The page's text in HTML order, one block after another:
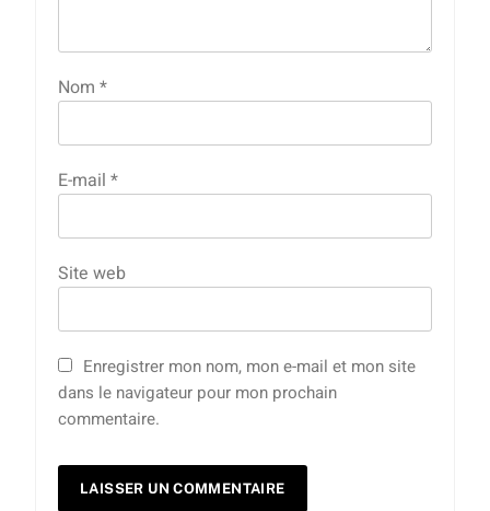
Nom *
E-mail *
Site web
Enregistrer mon nom, mon e-mail et mon site
dans le navigateur pour mon prochain
commentaire.